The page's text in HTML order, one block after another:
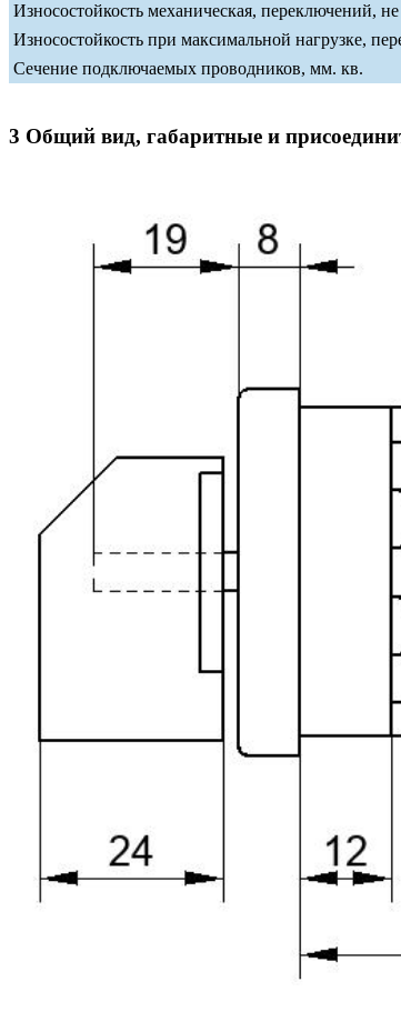
Износостойкость механическая, переключений,
Износостойкость при максимальной нагрузке,
Сечение подключаемых проводников, мм. кв.
3 Общий вид, габаритные и